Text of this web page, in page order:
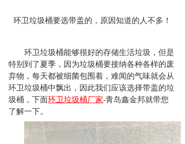
环卫垃圾桶要选带盖的，原因知道的人不多！
环卫垃圾桶能够很好的存储生活垃圾，但是
特别到了夏季，因为垃圾桶要接纳各种各样的废
弃物，每天都被细菌包围着，难闻的气味就会从
环卫垃圾桶中飘出，因此我们应该选择带盖的垃
圾桶，下面环卫垃圾桶厂家-青岛鑫金邦就带您
了解一下。